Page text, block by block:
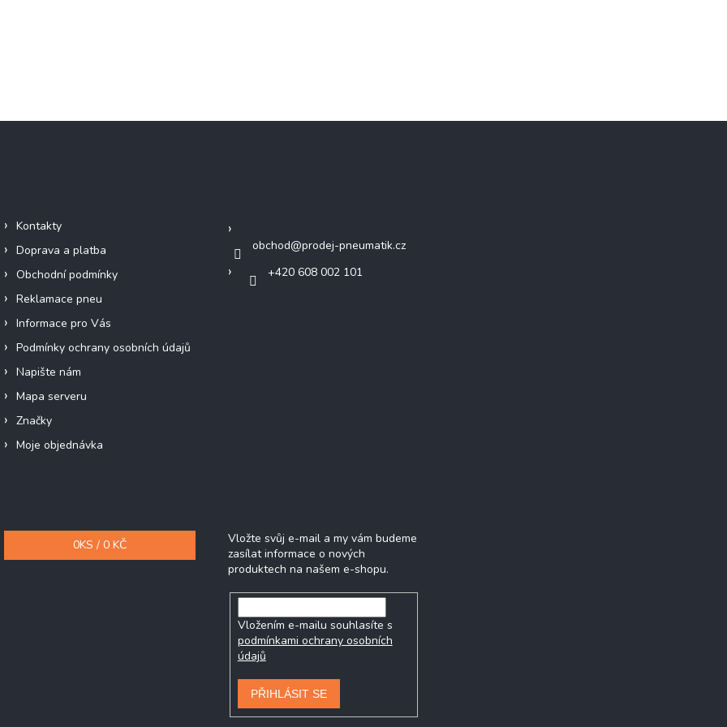
Kontakty
Doprava a platba
Obchodní podmínky
Reklamace pneu
Informace pro Vás
Podmínky ochrany osobních údajů
Napište nám
Mapa serveru
Značky
Moje objednávka
obchod@prodej-pneumatik.cz
+420 608 002 101
0KS / 0 KČ
Vložte svůj e-mail a my vám budeme
zasílat informace o nových
produktech na našem e-shopu.
Vložením e-mailu souhlasíte s
podmínkami ochrany osobních
údajů
PŘIHLÁSIT SE